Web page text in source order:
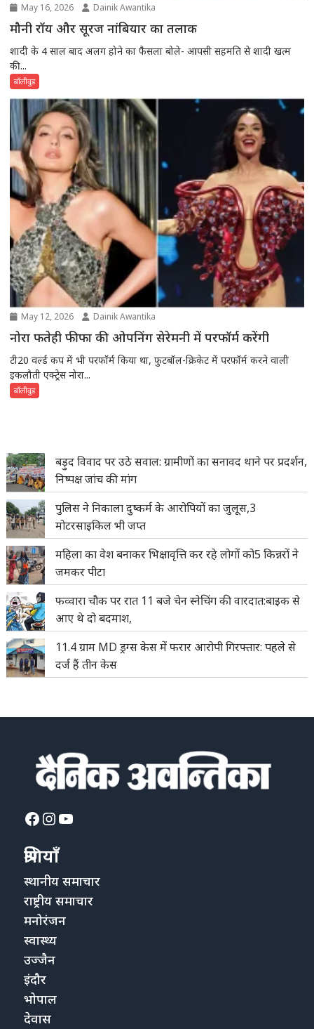
May 16, 2026 Dainik Awantika
मौनी रॉय और सूरज नांबियार का तलाक
शादी के 4 साल बाद अलग होने का फैसला बोले- आपसी सहमति से शादी खत्म
की...
बॉलीवुड
May 12, 2026 Dainik Awantika
नोरा फतेही फीफा की ओपनिंग सेरेमनी में परफॉर्म करेंगी
टी20 वर्ल्ड कप में भी परफॉर्म किया था, फुटबॉल-क्रिकेट में परफॉर्म करने वाली
इकलौती एक्ट्रेस नोरा...
बॉलीवुड
बड़ुद विवाद पर उठे सवाल: ग्रामीणों का सनावद थाने पर प्रदर्शन,
निष्पक्ष जांच की मांग
पुलिस ने निकाला दुष्कर्म के आरोपियों का जुलूस,3
मोटरसाइकिल भी जप्त
महिला का वेश बनाकर भिक्षावृत्ति कर रहे लोगों को5 किन्नरों ने
जमकर पीटा
फव्वारा चौक पर रात 11 बजे चेन स्नेचिंग की वारदात:बाइक से
आए थे दो बदमाश,
11.4 ग्राम MD ड्रग्स केस में फरार आरोपी गिरफ्तार: पहले से
दर्ज हैं तीन केस
Facebook
Instagram
YouTube
श्रेणियाँ
स्थानीय समाचार
राष्ट्रीय समाचार
मनोरंजन
स्वास्थ्य
उज्जैन
इंदौर
भोपाल
देवास